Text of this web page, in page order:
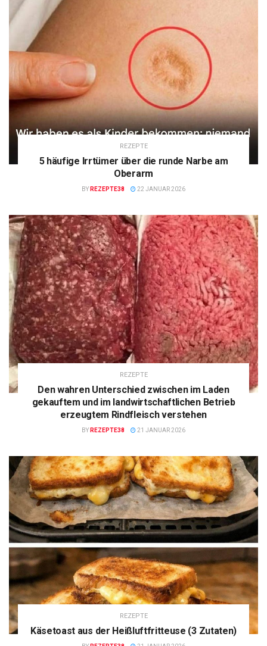
REZEPTE
5 häufige Irrtümer über die runde Narbe am
Oberarm
BY REZEPTE38 22 JANUAR 2026
REZEPTE
Den wahren Unterschied zwischen im Laden
gekauftem und im landwirtschaftlichen Betrieb
erzeugtem Rindfleisch verstehen
BY REZEPTE38 21 JANUAR 2026
REZEPTE
Käsetoast aus der Heißluftfritteuse (3 Zutaten)